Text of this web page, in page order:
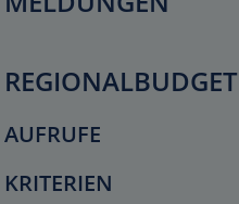
REGIONALBUDGET
AUFRUFE
KRITERIEN